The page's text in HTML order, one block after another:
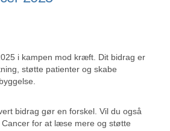
i kampen mod kræft. Dit bidrag er
støtte patienter og skabe
bidrag gør en forskel. Vil du også
for at læse mere og støtte